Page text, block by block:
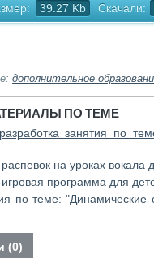
39.27 Kb Скачали:
дополнительное
ПО ТЕМЕ
занятия по
на уроках вокала
программа для
по теме: "Динамические
(0)